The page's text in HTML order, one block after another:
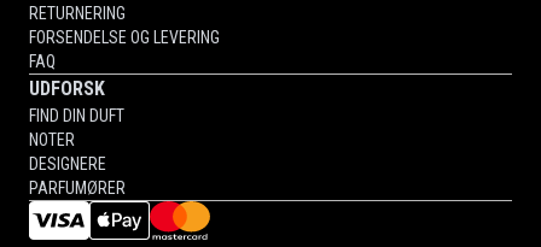
RETURNERING
FORSENDELSE OG LEVERING
FAQ
UDFORSK
FIND DIN DUFT
NOTER
DESIGNERE
PARFUMØRER